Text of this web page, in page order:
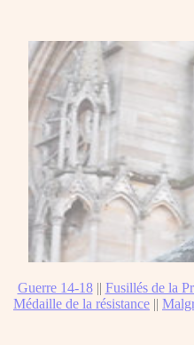
Guerre 14-18|| Fusillés de la
Médaille de la résistance ||